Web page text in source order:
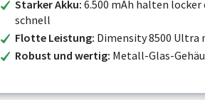
Starker Akku 6.500 mAh halten locker
schnell
Flotte Leistung Dimensity 8500 Ultra
Robust und wertig Metall-Glas-